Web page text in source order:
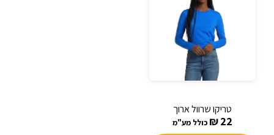
טריקו שרוול ארוך
22
₪ כולל מע"מ